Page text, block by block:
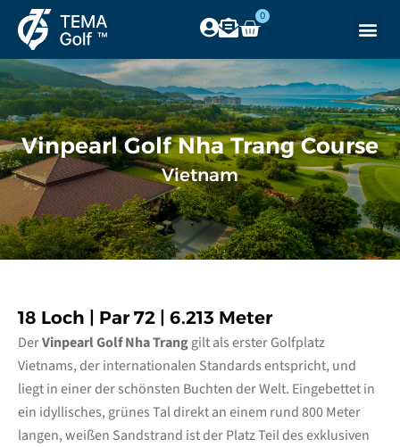
0
Vinpearl Golf Nha Trang Course
Vietnam
18 Loch | Par 72 | 6.213 Meter
DerVinpearl Golf Nha Tranggilt als erster Golfplatz
Vietnams, der internationalen Standards entspricht, und
liegt in einer der schönsten Buchten der Welt. Eingebettet in
ein idyllisches, grünes Tal direkt an einem rund 800 Meter
langen, weißen Sandstrand ist der Platz Teil des exklusiven